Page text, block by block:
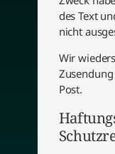
des Text
nicht
Wir
Post.